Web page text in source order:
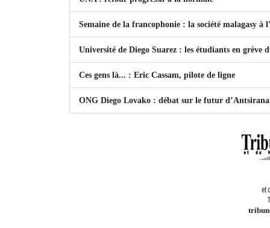
Semaine de la francophonie : la société malagasy à
Université de Diego Suarez : les étudiants en grève
Ces gens là... : Eric Cassam, pilote de ligne
ONG Diego Lovako : débat sur le futur
et